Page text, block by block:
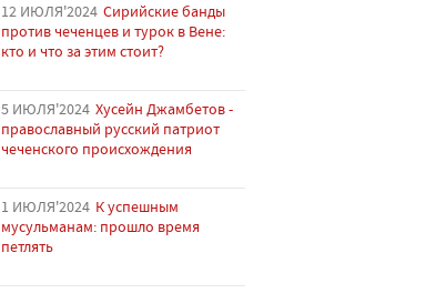
12 ИЮЛЯ'2024 Сирийские банды
против чеченцев и турок в Вене:
кто и что за этим стоит?
5 ИЮЛЯ'2024 Хусейн Джамбетов -
православный русский патриот
чеченского происхождения
1 ИЮЛЯ'2024 К успешным
мусульманам: прошло время
петлять